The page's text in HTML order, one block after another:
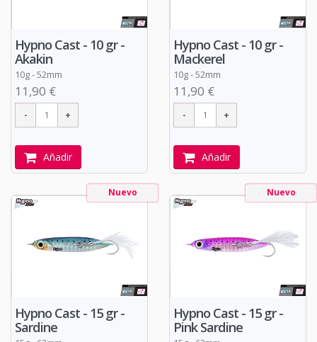
Hypno Cast - 10 gr -
Akakin
10g - 52mm
11,90 €
Añadir
Hypno Cast - 10 gr -
Mackerel
10g - 52mm
11,90 €
Añadir
Nuevo
Hypno Cast - 15 gr -
Sardine
Nuevo
Hypno Cast - 15 gr -
Pink Sardine